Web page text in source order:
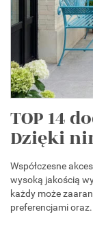
TOP 14
Dzięki
Współczesne
wysoką jakością
każdy może
preferencjami